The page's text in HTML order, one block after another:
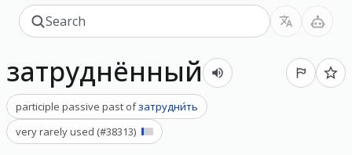
затруднённый
participle passive past ofзатрудни́ть
very rarely used (#38313)